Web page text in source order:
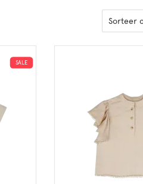
Sorteer
SALE